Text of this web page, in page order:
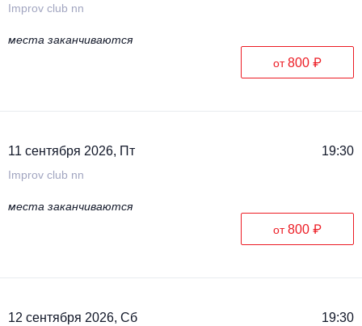
Improv club nn
места заканчиваются
от800 ₽
11 сентября 2026, Пт 19:30
Improv club nn
места заканчиваются
от800 ₽
12 сентября 2026, Сб 19:30